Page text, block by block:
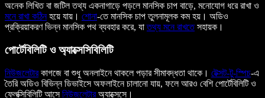
অনেক লিখিত বা জটিল তথ্য একনাগাড়ে পড়লে মানসিক চাপ বাড়ে, মনোযোগ ধরে রাখা ও
মনে রাখা কঠিনহয়ে যায়। শোনা-তে মানসিক চাপ তুলনামূলক কম হয়। অডিও
প্রক্রিয়াকরণ ভিন্ন মানসিক পথ ব্যবহার করে, যাতথ্য মনে রাখতেসহায়ক।
পোর্টেবিলিটি ও অ্যাক্সেসিবিলিটি
নিউজলেটারকাগজে বা শুধু অনলাইনে থাকলে পড়ার সীমাবদ্ধতা থাকে। টেক্সট-টু-স্পিচ-এ
তৈরি অডিও বিভিন্ন ডিভাইসে অফলাইনে চালানো যায়, ফলে আরও বেশি পোর্টেবিলিটি ও
ফ্লেক্সিবিলিটি আসেনিউজলেটারঅ্যাক্সেসে।